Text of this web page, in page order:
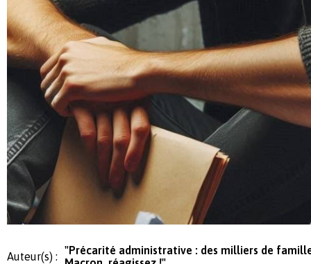
Auteur(s) :
"Précarité administrative : des milliers de